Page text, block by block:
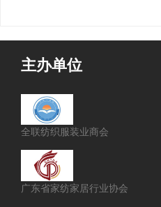
主办单位
全联纺织服装业商会
广东省家纺家居行业协会